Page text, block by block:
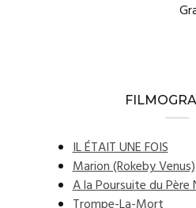
IL ÉTAIT UNE FOIS
Marion (Rokeby Venus)
A la Poursuite du Père